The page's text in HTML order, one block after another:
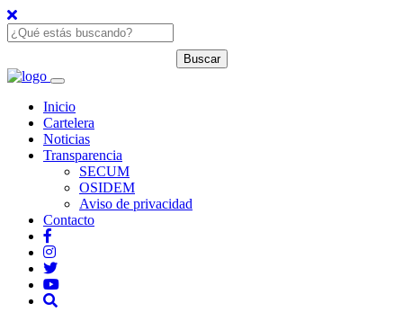
Inicio
Cartelera
Noticias
Transparencia
SECUM
OSIDEM
Aviso de privacidad
Contacto